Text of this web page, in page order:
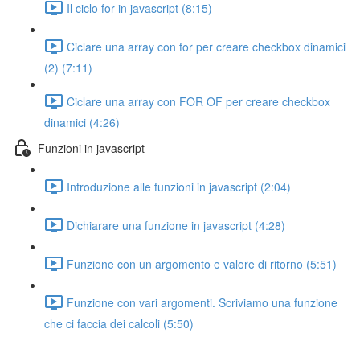
Il ciclo for in javascript (8:15)
Ciclare una array con for per creare checkbox dinamici
(2) (7:11)
Ciclare una array con FOR OF per creare checkbox
dinamici (4:26)
Funzioni in javascript
Introduzione alle funzioni in javascript (2:04)
Dichiarare una funzione in javascript (4:28)
Funzione con un argomento e valore di ritorno (5:51)
Funzione con vari argomenti. Scriviamo una funzione
che ci faccia dei calcoli (5:50)